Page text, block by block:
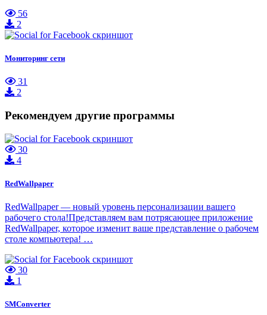
56
2
Мониторинг сети
31
2
Рекомендуем другие программы
30
4
RedWallpaper
RedWallpaper — новый уровень персонализации вашего
рабочего стола!Представляем вам потрясающее приложение
RedWallpaper, которое изменит ваше представление о рабочем
столе компьютера! …
30
1
SMConverter